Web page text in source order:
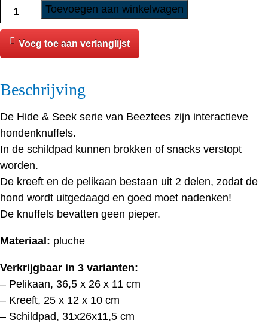
Beeztees
-
Hide
&
-
aantal
Toevoegen aan winkelwagen
Voeg toe aan verlanglijst
Beschrijving
De Hide & Seek serie van Beeztees zijn interactieve
hondenknuffels.
In de schildpad kunnen brokken of snacks verstopt
worden.
De kreeft en de pelikaan bestaan uit 2 delen, zodat de
hond wordt uitgedaagd en goed moet nadenken!
De knuffels bevatten geen pieper.
Materiaal: pluche
Verkrijgbaar in 3 varianten:
– Pelikaan, 36,5 x 26 x 11 cm
– Kreeft, 25 x 12 x 10 cm
– Schildpad, 31x26x11,5 cm